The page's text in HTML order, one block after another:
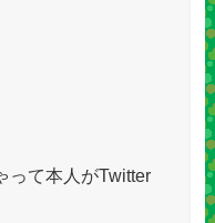
って本人がTwitter